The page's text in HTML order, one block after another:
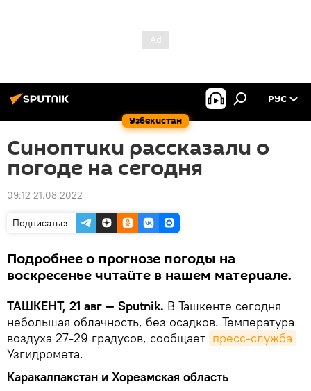
Узбекистан
РУС
Синоптики рассказали о
погоде на сегодня
09:12 21.08.2022
Подписаться
Подробнее о прогнозе погоды на
воскресенье читайте в нашем материале.
ТАШКЕНТ, 21 авг — Sputnik. В Ташкенте сегодня
небольшая облачность, без осадков. Температура
воздуха 27-29 градуcов, сообщает пресс-служба
Узгидромета.
Каракалпакстан и Хорезмская область